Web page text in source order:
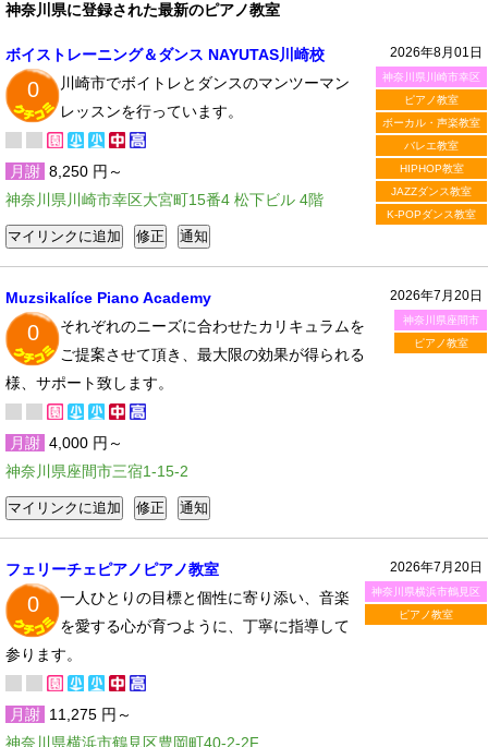
神奈川県に登録された最新のピアノ教室
2026年8月01日
神奈川県川崎市幸区
ピアノ教室
ボーカル・声楽教室
バレエ教室
HIPHOP教室
JAZZダンス教室
K-POPダンス教室
ボイストレーニング＆ダンス NAYUTAS川崎校
0
川崎市でボイトレとダンスのマンツーマン
レッスンを行っています。
月謝 8,250 円～
神奈川県川崎市幸区大宮町15番4 松下ビル 4階
2026年7月20日
神奈川県座間市
ピアノ教室
Muzsikalíce Piano Academy
0
それぞれのニーズに合わせたカリキュラムを
ご提案させて頂き、最大限の効果が得られる
様、サポート致します。
月謝 4,000 円～
神奈川県座間市三宿1-15-2
2026年7月20日
神奈川県横浜市鶴見区
ピアノ教室
フェリーチェピアノピアノ教室
0
一人ひとりの目標と個性に寄り添い、音楽
を愛する心が育つように、丁寧に指導して
参ります。
月謝 11,275 円～
神奈川県横浜市鶴見区豊岡町40-2-2F